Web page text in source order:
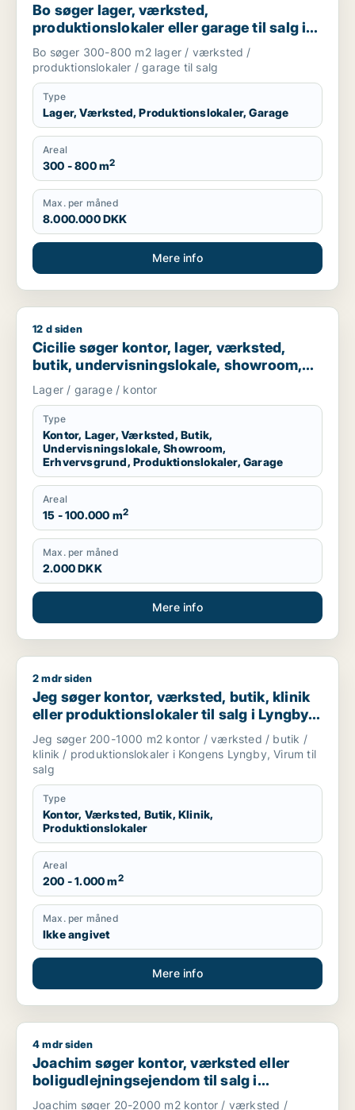
Bo søger lager, værksted,
produktionslokaler eller garage til salg i
Nordsjælland
Bo søger 300-800 m2 lager / værksted /
produktionslokaler / garage til salg
Type
Lager, Værksted, Produktionslokaler, Garage
Areal
300 - 800 m2
Max. per måned
8.000.000 DKK
Mere info
Cicilie søger kontor, lager, værksted, butik,
12 d siden
Cicilie søger kontor, lager, værksted,
butik, undervisningslokale, showroom,
erhvervsgrund, produktionslokaler eller
garage til leje i Region Sjælland eller
Nordsjælland
Lager / garage / kontor
Type
Kontor, Lager, Værksted, Butik,
Undervisningslokale, Showroom,
Erhvervsgrund, Produktionslokaler, Garage
Areal
15 - 100.000 m2
Max. per måned
2.000 DKK
Mere info
Jeg søger kontor, værksted, butik, klinik eller
2 mdr siden
Jeg søger kontor, værksted, butik, klinik
eller produktionslokaler til salg i Lyngby-
Taarbæk
Jeg søger 200-1000 m2 kontor / værksted / butik /
klinik / produktionslokaler i Kongens Lyngby, Virum til
salg
Type
Kontor, Værksted, Butik, Klinik,
Produktionslokaler
Areal
200 - 1.000 m2
Max. per måned
Ikke angivet
Mere info
Joachim søger kontor, værksted eller
4 mdr siden
Joachim søger kontor, værksted eller
boligudlejningsejendom til salg i
Storkøbenhavn
Joachim søger 20-2000 m2 kontor / værksted /